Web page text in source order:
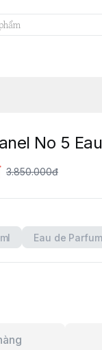
No 5
3.850.000đ
Eau de